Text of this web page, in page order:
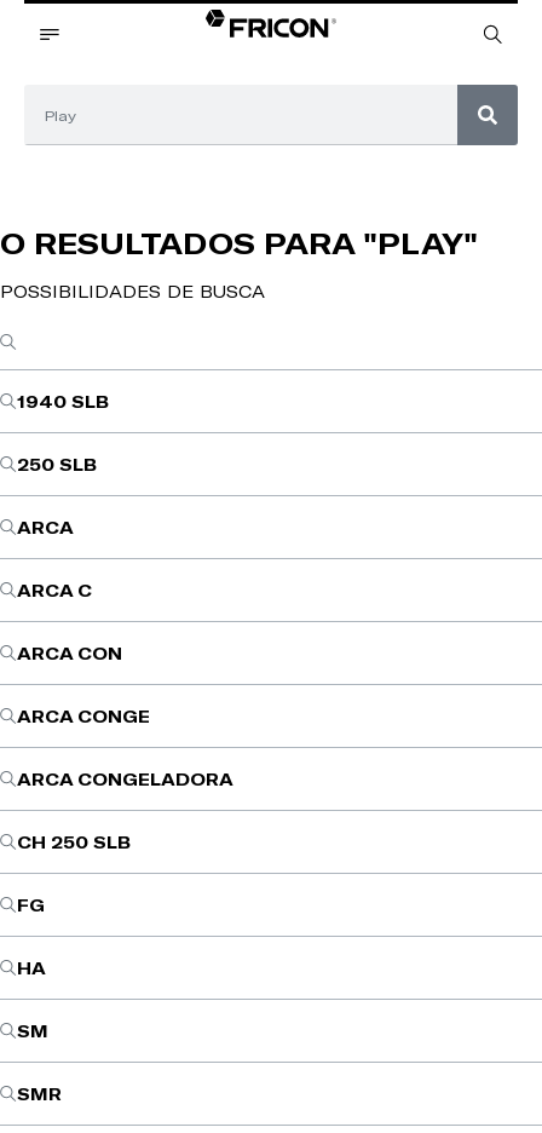
O RESULTADOS PARA "PLAY"
POSSIBILIDADES DE BUSCA
1940 SLB
250 SLB
ARCA
ARCA C
ARCA CON
ARCA CONGE
ARCA CONGELADORA
CH 250 SLB
FG
HA
SM
SMR